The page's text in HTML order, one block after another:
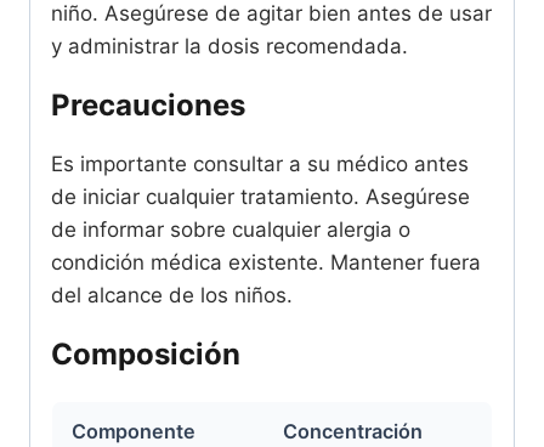
niño. Asegúrese de agitar bien antes de usar
y administrar la dosis recomendada.
Precauciones
Es importante consultar a su médico antes
de iniciar cualquier tratamiento. Asegúrese
de informar sobre cualquier alergia o
condición médica existente. Mantener fuera
del alcance de los niños.
Composición
Componente Concentración